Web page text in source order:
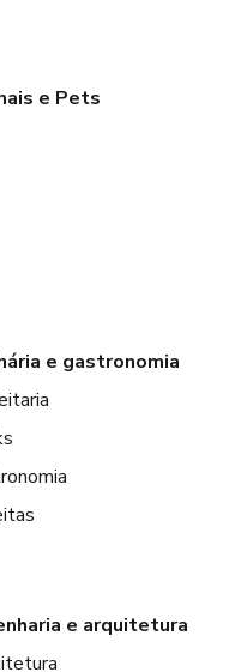
e Pets
e gastronomia
e arquitetura